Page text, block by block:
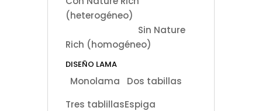
(heterogéneo)
Sin Nature
Rich (homogéneo)
DISEÑO LAMA
Monolama
Dos tabillas
Tres tablillasEspiga